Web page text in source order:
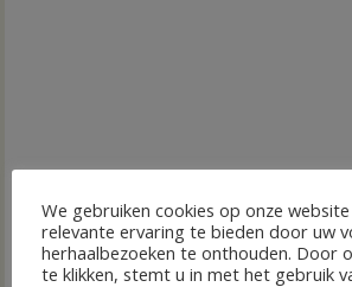
We gebruiken cookies op onze
relevante ervaring te bieden door uw
herhaalbezoeken te onthouden. Door
te klikken, stemt u in met het gebruik